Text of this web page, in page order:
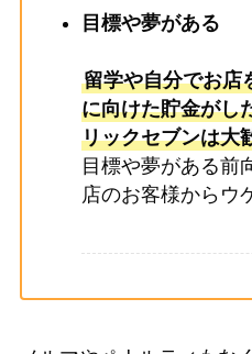
目標や夢がある
留学や自分でお店
に向けた貯金がし
リックセブンは大
目標や夢がある前
店のお客様からウ